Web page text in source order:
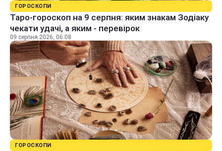
ГОРОСКОПИ
Таро-гороскоп на 9 серпня: яким знакам Зодіаку
чекати удачі, а яким - перевірок
09 серпня 2026, 06:08
ГОРОСКОПИ